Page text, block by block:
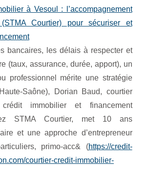
à Vesoul : l’accompagnement
Courtier) pour sécuriser et
bancaires, les délais à respecter et
(taux, assurance, durée, apport), un
professionnel mérite une stratégie
Saône), Dorian Baud, courtier
immobilier et financement
STMA Courtier, met 10 ans
et une approche d’entrepreneur
primo-acc& (https://credit-
courtier-credit-immobilier-